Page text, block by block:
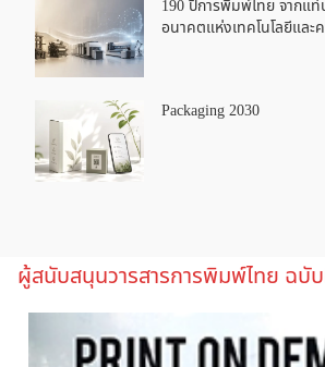
190 ปีการพิมพ์ไทย จาก
อนาคตแห่งเทคโนโลยีและ
Packaging 2030
ผู้สนับสนุนวารสารการพิมพ์ไทย ฉบั